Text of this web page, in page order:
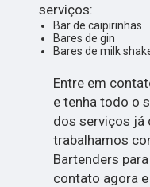
serviços:
Bar de caipirinhas
Bares de gin
Bares de milk
Entre em
e tenha todo o
dos serviços já
trabalhamos
Bartenders
contato agora